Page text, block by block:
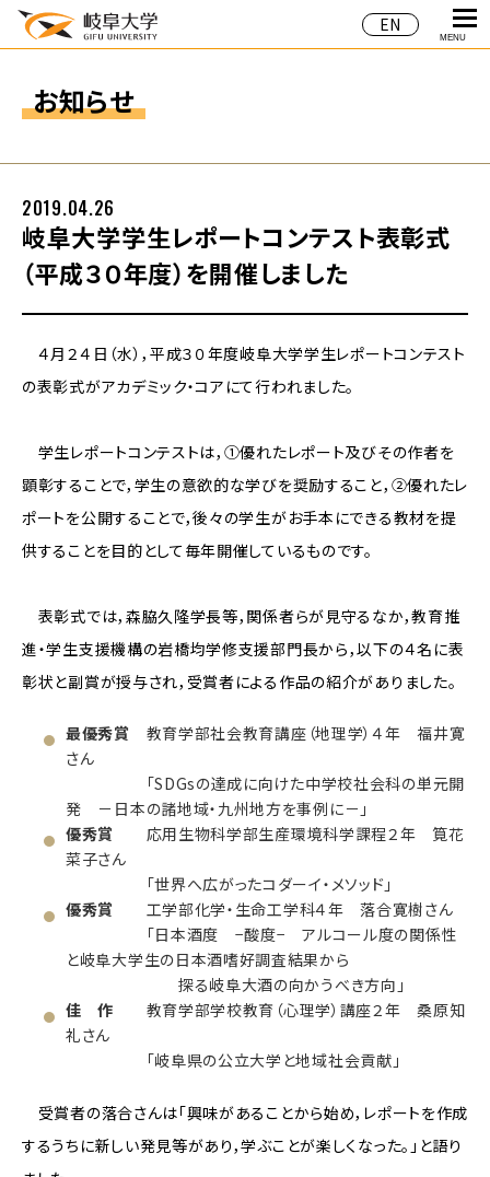
EN
MENU
お知らせ
岐阜大学学生レポートコンテスト表彰式
（平成３０年度）を開催しました
2019.04.26
４月２４日（水），平成３０年度岐阜大学学生レポートコンテスト
の表彰式がアカデミック・コアにて行われました。
学生レポートコンテストは，①優れたレポート及びその作者を
顕彰することで，学生の意欲的な学びを奨励すること，②優れたレ
ポートを公開することで，後々の学生がお手本にできる教材を提
供することを目的として毎年開催しているものです。
表彰式では，森脇久隆学長等，関係者らが見守るなか，教育推
進・学生支援機構の岩橋均学修支援部門長から，以下の４名に表
彰状と副賞が授与され，受賞者による作品の紹介がありました。
最優秀賞 教育学部社会教育講座（地理学）４年 福井寛
さん
「SDGsの達成に向けた中学校社会科の単元開
発 －日本の諸地域・九州地方を事例に－」
優秀賞
応用生物科学部生産環境科学課程２年 筧花
菜子さん
「世界へ広がったコダーイ・メソッド」
優秀賞
工学部化学・生命工学科４年 落合寛樹さん
「日本酒度 −酸度− アルコール度の関係性
と岐阜大学生の日本酒嗜好調査結果から
探る岐阜大酒の向かうべき方向」
佳 作 教育学部学校教育（心理学）講座２年 桑原知
礼さん
「岐阜県の公立大学と地域社会貢献」
受賞者の落合さんは「興味があることから始め，レポートを作成
するうちに新しい発見等があり，学ぶことが楽しくなった。」と語り